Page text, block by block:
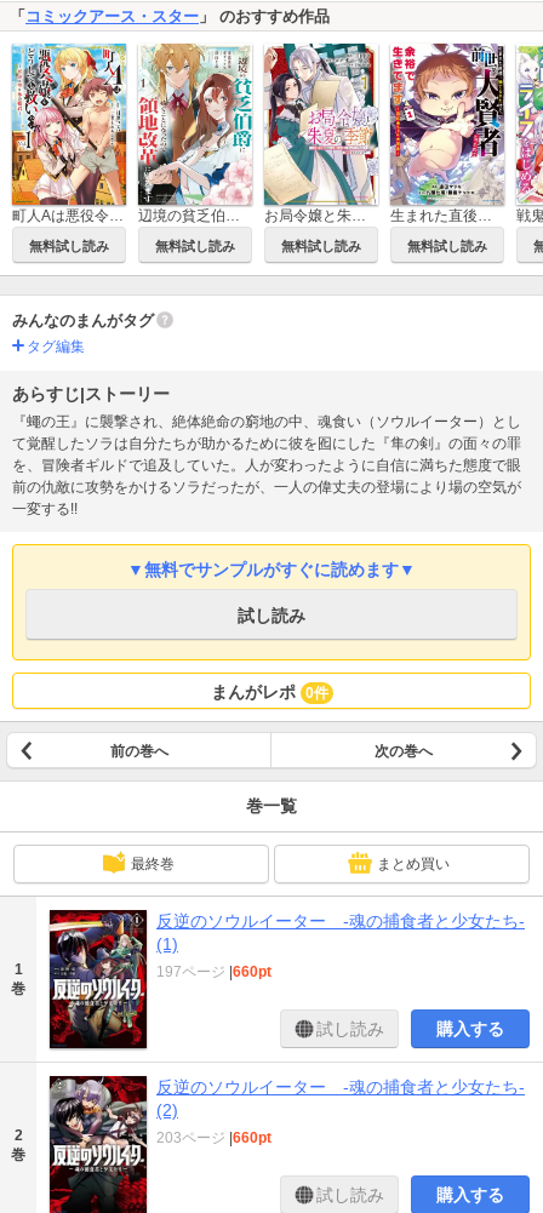
「コミックアース・スター 」 のおすすめ作品
町人Aは悪役令嬢をどうしても救いたい ～どぶと空と氷の姫君～
無料試し読み
辺境の貧乏伯爵に嫁ぐことになったので領地改革に励みます ～the letter from Boule～
無料試し読み
お局令嬢と朱夏の季節 ～冷徹宰相様のお飾りの妻になったはずが、溺愛されています～
無料試し読み
生まれた直後に捨てられたけど、前世が大賢者だったので余裕で生きてます ～最強赤ちゃん大暴走～
無料試し読み
みんなのまんがタグ
タグ編集
あらすじ|ストーリー
『蠅の王』に襲撃され、絶体絶命の窮地の中、魂食い（ソウルイーター）とし
て覚醒したソラは自分たちが助かるために彼を囮にした『隼の剣』の面々の罪
を、冒険者ギルドで追及していた。人が変わったように自信に満ちた態度で眼
前の仇敵に攻勢をかけるソラだったが、一人の偉丈夫の登場により場の空気が
一変する!!
▼無料でサンプルがすぐに読めます▼
試し読み
まんがレポ 0件
前の巻へ 次の巻へ
巻一覧
最終巻 まとめ買い
1
巻
反逆のソウルイーター -魂の捕食者と少女たち-
(1)
197ページ 660pt
試し読み 購入する
2
巻
反逆のソウルイーター -魂の捕食者と少女たち-
(2)
203ページ 660pt
試し読み 購入する